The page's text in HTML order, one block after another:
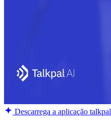
Descarrega a aplicação talkpal